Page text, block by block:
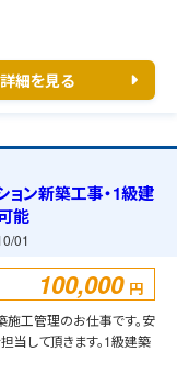
細を見る
ョン新築工事・1級建
能
01
100,000 円
工管理のお仕事です。安
当して頂きます。1級建築